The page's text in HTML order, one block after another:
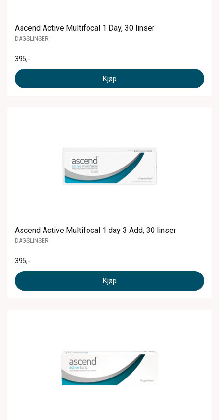
Ascend Active Multifocal 1 Day, 30 linser
DAGSLINSER
395,-
Kjøp
Ascend Active Multifocal 1 day 3 Add, 30 linser
DAGSLINSER
395,-
Kjøp